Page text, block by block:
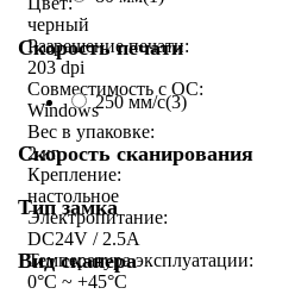
Скорость печати
250 мм/c(3)
Скорость сканирования
Тип замка
Вид сканера
черный
Разрешение печати:
203 dpi
Совместимость с ОС:
Windows
Вес в упаковке:
2 кг
Крепление:
настольное
Электропитание:
DC24V / 2.5A
Температура эксплуатации:
0°C ~ +45°C